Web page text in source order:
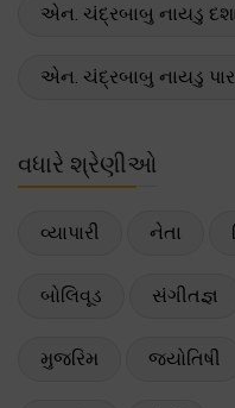
એન. ચંદ્રબાબુ નાયડુ
એન. ચંદ્રબાબુ નાયડુ
વધારે શ્રેણીઓ
વ્યાપારી નેતા
બોલિવૂડ સંગીતજ્ઞ
મુજરિમ જ્યોતિષી